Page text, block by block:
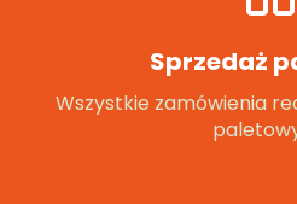
Sprzedaż
Wszystkie zamówienia